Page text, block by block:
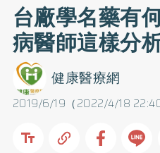
台廠學名藥有
病醫師這樣分
2019/6/19（2022/4/18 22:40
健康醫療網